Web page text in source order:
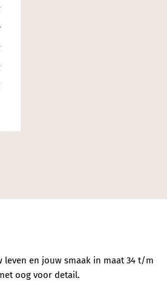
en jouw smaak in maat 34 t/m
oog voor detail.